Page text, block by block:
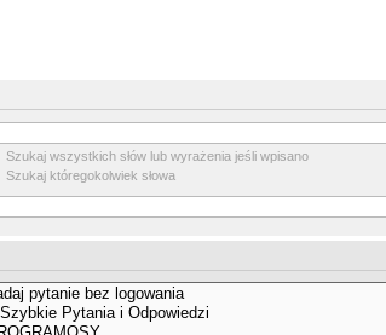
Szukaj wszystkich słów lub wyrażenia jeśli wpisano
Szukaj któregokolwiek słowa